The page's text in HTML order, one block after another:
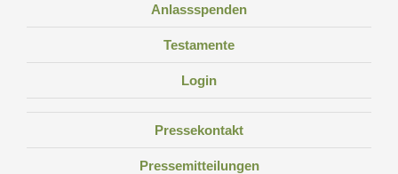
Anlassspenden
Testamente
Login
Pressekontakt
Pressemitteilungen